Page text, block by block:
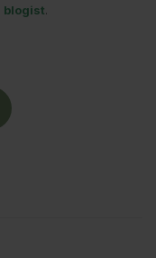
blogist.